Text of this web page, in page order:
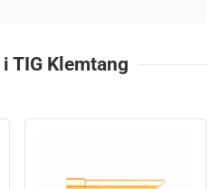
TIG Klemtang